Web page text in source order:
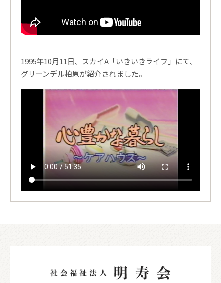
1995年10月11日、スカイA「いきいきライフ」にて、
グリーンデル柏原が紹介されました。